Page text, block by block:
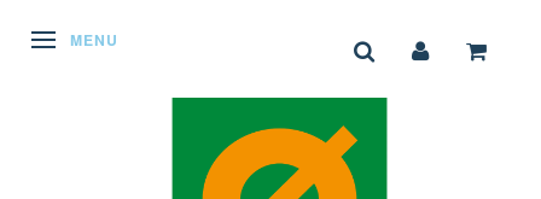
SKIFTE NAVIGATION
MENU